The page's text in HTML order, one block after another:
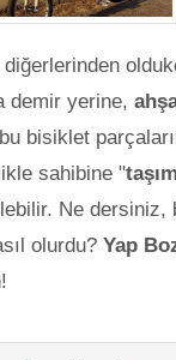
demir yerine,
bisiklet
sahibine "
Ne dersiniz,
olurdu? Yap